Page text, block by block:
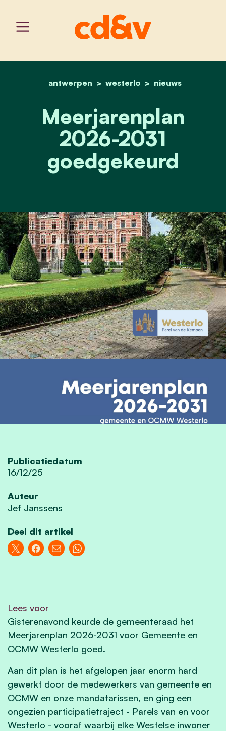
home
antwerpen westerlo nieuws
meerjarenplan 2026-
Meerjarenplan
2026-2031
goedgekeurd
Publicatiedatum
16/12/25
Auteur
Jef Janssens
Deel dit artikel
Lees voor
Gisterenavond keurde de gemeenteraad het
Meerjarenplan 2026-2031 voor Gemeente en
OCMW Westerlo goed.
Aan dit plan is het afgelopen jaar enorm hard
gewerkt door de medewerkers van gemeente en
OCMW en onze mandatarissen, en ging een
ongezien participatietraject - Parels van en voor
Westerlo - vooraf waarbij elke Westelse inwoner